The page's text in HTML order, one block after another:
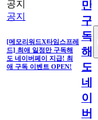
공지
공지
[메모리워드X타임스프레
드] 최애 일정만 구독해
도 네이버페이 지급! 최
애 구독 이벤트 OPEN!
만
구
독
해
도
네
이
버